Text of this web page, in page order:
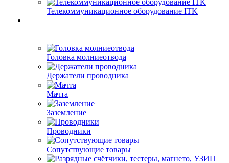
Телекоммуникационное оборудование ITK
Головка молниеотвода
Держатели проводника
Мачта
Заземление
Проводники
Сопутствующие товары